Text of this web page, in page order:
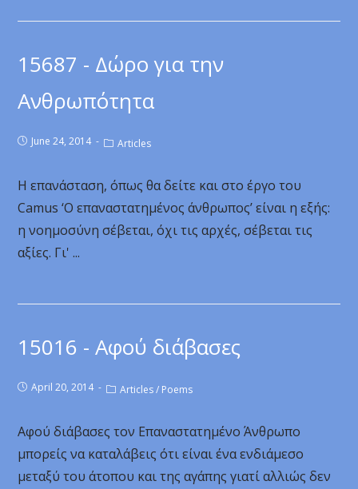
15687 - Δώρο για την
Ανθρωπότητα
June 24, 2014 Articles
Η επανάσταση, όπως θα δείτε και στο έργο του
Camus ‘Ο επαναστατημένος άνθρωπος’ είναι η εξής:
η νοημοσύνη σέβεται, όχι τις αρχές, σέβεται τις
αξίες. Γι' ...
15016 - Αφού διάβασες
April 20, 2014 Articles / Poems
Αφού διάβασες τον Επαναστατημένο Άνθρωπο
μπορείς να καταλάβεις ότι είναι ένα ενδιάμεσο
μεταξύ του άτοπου και της αγάπης γιατί αλλιώς δεν